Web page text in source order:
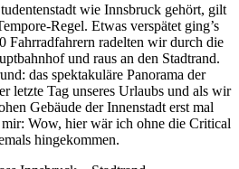
wie Innsbruck gehört, gilt
Regel. Etwas verspätet ging’s
Fahrradfahrern radelten wir durch die
und raus an den Stadtrand.
das spektakuläre Panorama der
letzte Tag unseres Urlaubs und als wir
Gebäude der Innenstadt erst mal
mir: Wow, hier wär ich ohne die Critical
hingekommen.